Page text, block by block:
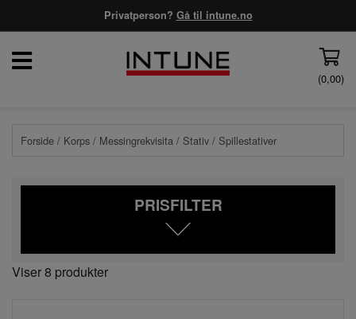
Privatperson? Gå til intune.no
(0,00)
Forside / Korps / Messingrekvisita / Stativ / Spillestativer
PRISFILTER
Viser 8 produkter